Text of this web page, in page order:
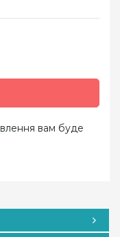
вам буде